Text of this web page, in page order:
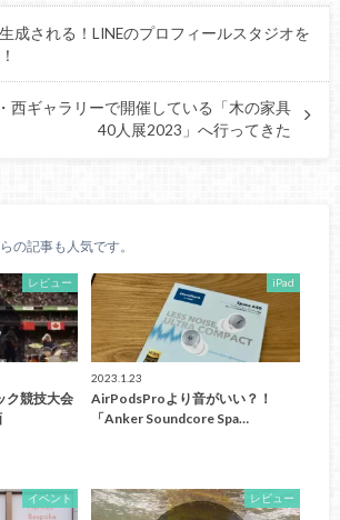
成される！LINEのプロフィールスタジオを
ギャラリーで開催している「木の家具
40人展2023」へ行ってきた
の記事も人気です。
レビュー
ク競技大会
iPad
2023.1.23
AirPodsProより音がいい？！
「Anker Soundcore Spa…
イベント レビュー